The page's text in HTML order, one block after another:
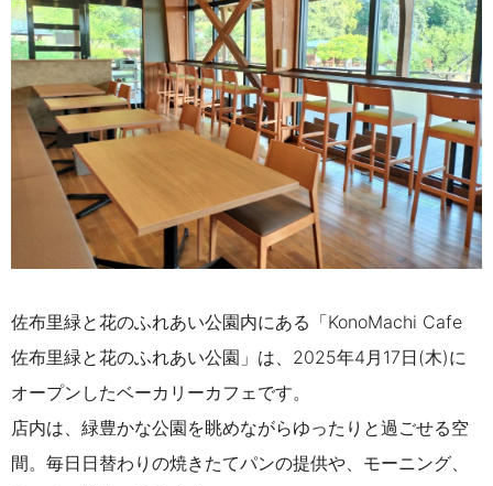
佐布里緑と花のふれあい公園内にある「KonoMachi Cafe
佐布里緑と花のふれあい公園」は、2025年4月17日(木)に
オープンしたベーカリーカフェです。
店内は、緑豊かな公園を眺めながらゆったりと過ごせる空
間。毎日日替わりの焼きたてパンの提供や、モーニング、